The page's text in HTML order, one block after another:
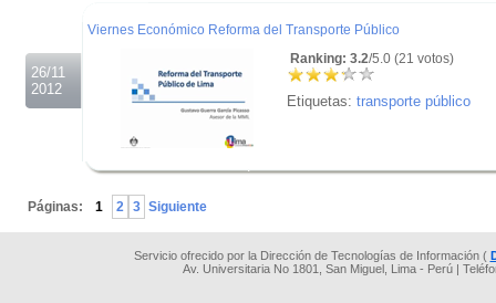
26/11
2012
Viernes Económico Reforma del Transporte Público
Ranking: 3.2/5.0 (21 votos)
Etiquetas: transporte público
Páginas: 1 2 3 Siguiente
Servicio ofrecido por la Dirección de Tecnologías de Información (
Av. Universitaria No 1801, San Miguel, Lima - Perú |